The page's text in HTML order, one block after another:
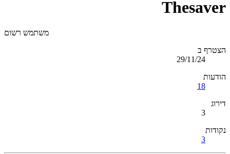
Thesaver
משתמש רשום
הצטרף ב
29/11/24
הודעות
18
דירוג
3
נקודות
3